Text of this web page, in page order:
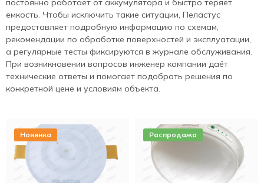
постоянно работает от аккумулятора и быстро теряет
ёмкость. Чтобы исключить такие ситуации, Пеластус
предоставляет подробную информацию по схемам,
рекомендации по обработке поверхностей и эксплуатации,
а регулярные тесты фиксируются в журнале обслуживания.
При возникновении вопросов инженер компании даёт
технические ответы и помогает подобрать решения по
конкретной цене и условиям объекта.
Новинка Распродажа